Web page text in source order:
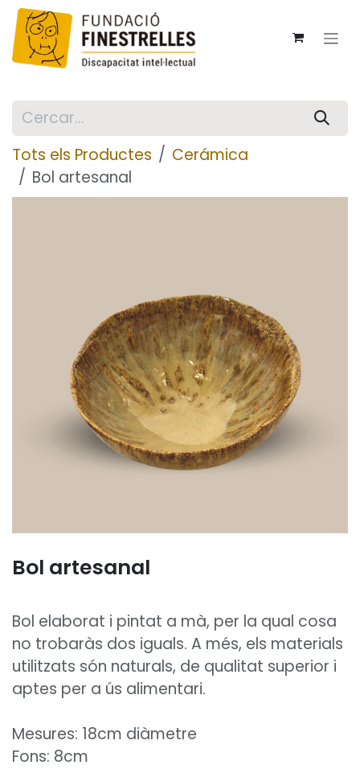
Skip to Content
Tots els Productes
Cerámica
Bol artesanal
Bol artesanal
Bol elaborat i pintat a mà, per la qual cosa
no trobaràs dos iguals. A més, els materials
utilitzats són naturals, de qualitat superior i
aptes per a ús alimentari.
Mesures: 18cm diàmetre
Fons: 8cm